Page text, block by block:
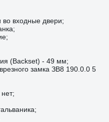
во входные двери;
(Backset) - 49 мм;
замка ЗВ8 190.0.0 5